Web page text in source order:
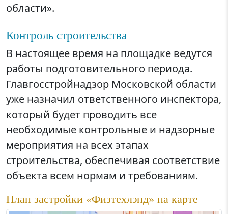
области».
Контроль строительства
В настоящее время на площадке ведутся
работы подготовительного периода.
Главгосстройнадзор Московской области
уже назначил ответственного инспектора,
который будет проводить все
необходимые контрольные и надзорные
мероприятия на всех этапах
строительства, обеспечивая соответствие
объекта всем нормам и требованиям.
План застройки «Физтехлэнд» на карте